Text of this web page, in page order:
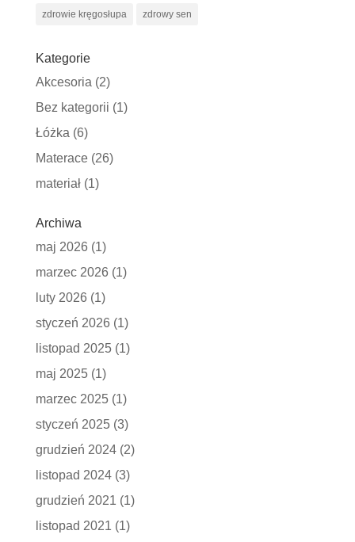
zdrowie kręgosłupa zdrowy sen
Kategorie
Akcesoria (2)
Bez kategorii (1)
Łóżka (6)
Materace(26)
materiał(1)
Archiwa
maj 2026 (1)
marzec 2026 (1)
luty 2026 (1)
styczeń 2026 (1)
listopad 2025(1)
maj 2025(1)
marzec 2025(1)
styczeń 2025(3)
grudzień 2024(2)
listopad 2024(3)
grudzień 2021 (1)
listopad 2021 (1)